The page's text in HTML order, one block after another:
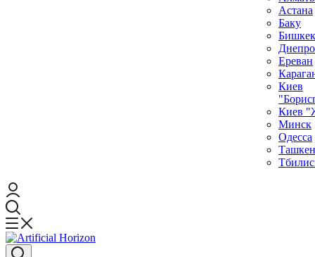
Астана
Баку
Бишкек
Ереван
Киев
Киев
Минск
Одесса